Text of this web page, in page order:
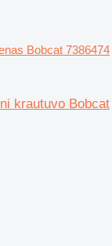
Bobcat 7386474
krautuvo Bobcat